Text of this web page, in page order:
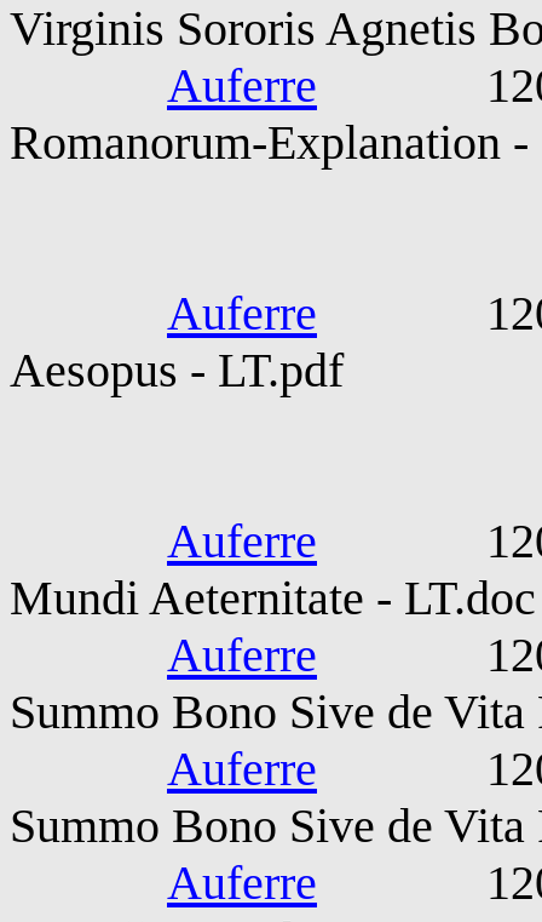
Virginis Sororis Agnetis
Auferre 1200-
Romanorum-Explanation
Auferre 1200-
Aesopus - LT.pdf
Auferre 1200-
Mundi Aeternitate - LT.doc
Auferre 1200-
Summo Bono Sive de
Auferre 1200-
Summo Bono Sive de
Auferre 1200-